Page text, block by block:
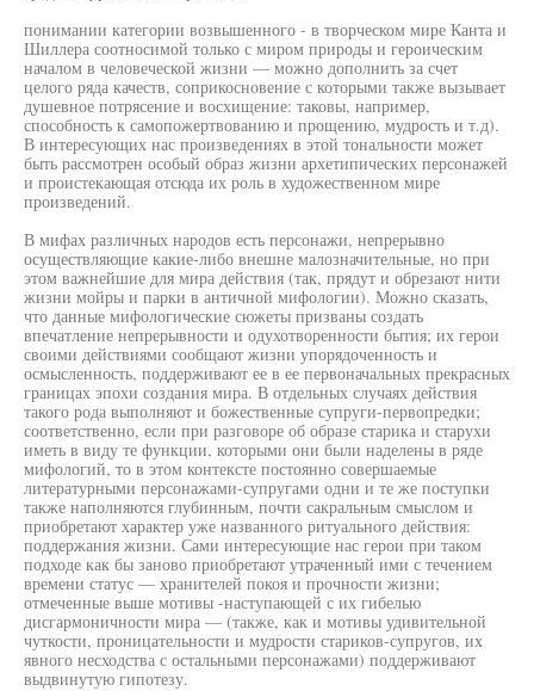
понимании категории возвышенного - в творческом мире Канта и
Шиллера соотносимой только с миром природы и героическим
началом в человеческой жизни — можно дополнить за счет
целого ряда качеств, соприкосновение с которыми также вызывает
душевное потрясение и восхищение: таковы, например,
способность к самопожертвованию и прощению, мудрость и т.д).
В интересующих нас произведениях в этой тональности может
быть рассмотрен особый образ жизни архетипических персонажей
и проистекающая отсюда их роль в художественном мире
произведений.
В мифах различных народов есть персонажи, непрерывно
осуществляющие какие-либо внешне малозначительные, но при
этом важнейшие для мира действия (так, прядут и обрезают нити
жизни мойры и парки в античной мифологии). Можно сказать,
что данные мифологические сюжеты призваны создать
впечатление непрерывности и одухотворенности бытия; их герои
своими действиями сообщают жизни упорядоченность и
осмысленность, поддерживают ее в ее первоначальных прекрасных
границах эпохи создания мира. В отдельных случаях действия
такого рода выполняют и божественные супруги-первопредки;
соответственно, если при разговоре об образе старика и старухи
иметь в виду те функции, которыми они были наделены в ряде
мифологий, то в этом контексте постоянно совершаемые
литературными персонажами-супругами одни и те же поступки
также наполняются глубинным, почти сакральным смыслом и
приобретают характер уже названного ритуального действия:
поддержания жизни. Сами интересующие нас герои при таком
подходе как бы заново приобретают утраченный ими с течением
времени статус — хранителей покоя и прочности жизни;
отмеченные выше мотивы -наступающей с их гибелью
дисгармоничности мира — (также, как и мотивы удивительной
чуткости, проницательности и мудрости стариков-супругов, их
явного несходства с остальными персонажами) поддерживают
выдвинутую гипотезу.